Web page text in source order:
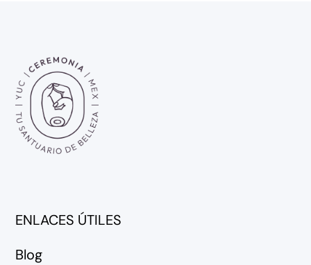
ENLACES ÚTILES
Blog